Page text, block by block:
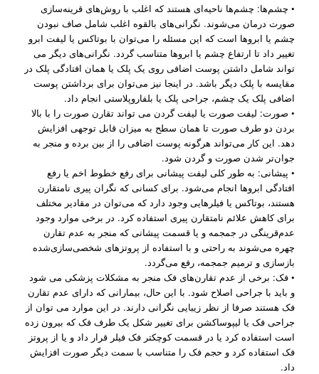
• چشم‌ها: چشم‌ها ناحیه‌ای هستند که اغلب با روش‌های قرینه‌سازی
صورت درمان می‌شوند. نگرانی‌های بالقوه اغلب شامل صاف نبودن
چشم‌ یا ابروها است که این مسئله را می‌توان با بوتاکس یا لیفت ابرو
تغییر داد تا ارتفاع چشم یا ابروها متناسب گردد. نگرانی‌های دیگر می
تواند شامل داشتن پوست اضافی روی یک پلک یا همان افتادگی پلک در
مقایسه با پلک دیگر باشد. در اینجا نیز می‌توان برای برداشتن پوست
اضافی پلک یک چشم، جراحی پلک یا بلفاروپلاستی انجام داد.
• صورت: لیفت صورت یا لیفت گردن می تواند تقارن صورت را با بالا
بردن دو طرف صورت تا همان سطح به میزان قابل توجهی افزایش
دهد. این کار می‌تواند هرگونه پوست اضافی را از بین برده و منجر به
جوان‌تر شدن صورت و گردن شود.
• پیشانی: به طور کلی لیفت پیشانی برای رفع خطوط اخم یا رفع
افتادگی ابروها انجام می‌شود. برای کسانی که نگران پیری نامتقارن
هستند، بوتاکس یا فیلرهایی وجود دارد که می‌توان در مقادیر مختلف
برای کاهش علائم نامتقارن پیری استفاده کرد. در برخی موارد وجود
عدم‌قرینگی در جمجمه و یا قسمت پیشانی که منجر به عدم تقارن
چهره می‌شوند به راحتی و با استفاده از پروتزهای شخصی‌سازی‌شده
بازسازی و ترمیم جمجمه، رفع می‌گردد.
• فک: برخی از عدم تقارن‌های فک منجر به مشکلات پزشکی می شود
و باید با جراحی اصلاح شود. با این حال، بیمارانی که دارای عدم تقارن
فک هستند صرفا از نظر زیبایی نگرانی دارند. در این موارد می توان از
جراحی فک یا لیپوساکشن برای تغییر شکل یک طرف فک که بیرون زده
است استفاده کرد یا در قسمت کوچکتر فک فیلر قرار داد و یا از پروتز
فک استفاده کرد و حجم فک را متناسب با سمت دیگر صورت افزایش
داد.